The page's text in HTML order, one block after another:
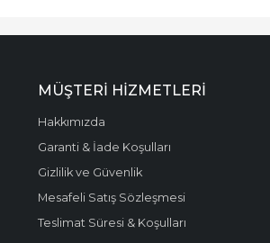
MÜŞTERI HIZMETLERI
Hakkımızda
Garanti & İade Koşulları
Gizlilik ve Güvenlik
Mesafeli Satış Sözleşmesi
Teslimat Süresi & Koşulları